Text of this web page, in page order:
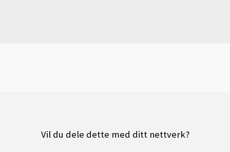
Vil du dele dette med ditt nettverk?